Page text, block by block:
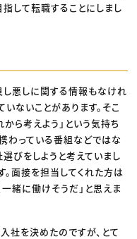
して転職することにしまし
悪しに関する情報もなけれ
ないことがあります。そこ
から考えよう」という気持ち
わっている番組などではな
びをしようと考えていまし
面接を担当してくれた方は
一緒に働けそうだ」と思えま
社を決めたのですが、とて